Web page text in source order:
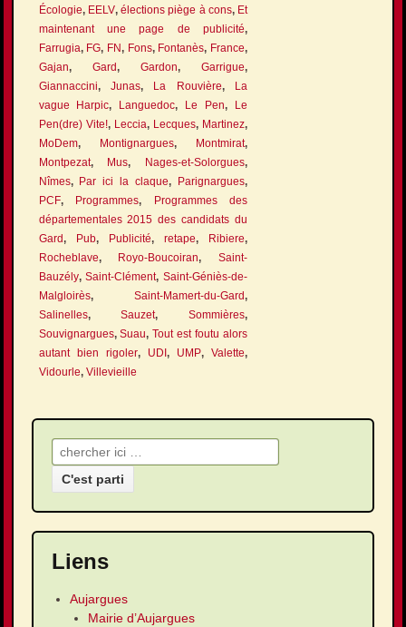
Écologie, EELV,élections piège à cons, Et
maintenant une page de publicité,
Farrugia, FG, FN, Fons, Fontanès, France,
Gajan, Gard, Gardon,Garrigue,
Giannaccini, Junas, La Rouvière,
La
vague Harpic, Languedoc, Le Pen,
Le
Pen(dre) Vite!, Leccia, Lecques, Martinez,
MoDem, Montignargues, Montmirat,
Montpezat, Mus, Nages-et-Solorgues,
Nîmes, Par ici la claque, Parignargues,
PCF, Programmes,
Programmes des
départementales 2015 des candidats du
Gard, Pub, Publicité,retape, Ribiere,
Rocheblave, Royo-Boucoiran,Saint-
Bauzély,Saint-Clément,Saint-Géniès-de-
Malgloirès,Saint-Mamert-du-Gard,
Salinelles,Sauzet,Sommières,
Souvignargues,Suau,Tout est foutu alors
autant bien rigoler, UDI , UMP,Valette,
Vidourle, Villevieille
Recherche pour:
Liens
Aujargues
Mairie d’Aujargues